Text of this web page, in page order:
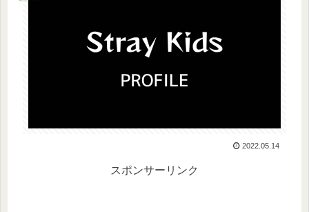
2022.05.14
スポンサーリンク